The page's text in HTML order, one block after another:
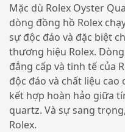
Mặc dù Rolex Oyster
dòng đồng hồ Rolex
sự độc đáo và đặc biệt
thương hiệu Rolex.
đẳng cấp và tinh tế của
độc đáo và chất liệu cao
kết hợp hoàn hảo giữa
quartz. Và sự sang
Rolex.